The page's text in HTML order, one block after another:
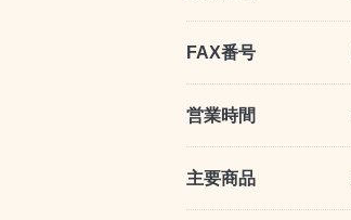
FAX番号
営業時間
主要商品